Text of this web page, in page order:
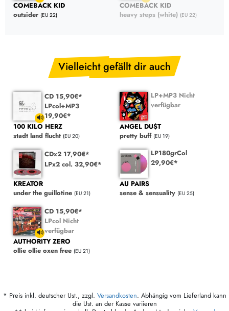
COMEBACK KID
outsider (EU 22)
COMEBACK KID
heavy steps (white) (EU 22)
Vielleicht gefällt dir auch
CD 15,90€*
LPcol+MP3
19,90€*
100 KILO HERZ
stadt land flucht (EU 20)
LP+MP3 Nicht
verfügbar
ANGEL DU$T
pretty buff (EU 19)
CDx2 17,90€*
LPx2 col. 32,90€*
KREATOR
under the guillotine (EU 21)
LP180grCol
29,90€*
AU PAIRS
sense & sensuality (EU 25)
CD 15,90€*
LPcol Nicht
verfügbar
AUTHORITY ZERO
ollie ollie oxen free (EU 21)
* Preis inkl. deutscher Ust., zzgl. Versandkosten. Abhängig vom Lieferland kann
die Ust. an der Kasse variieren